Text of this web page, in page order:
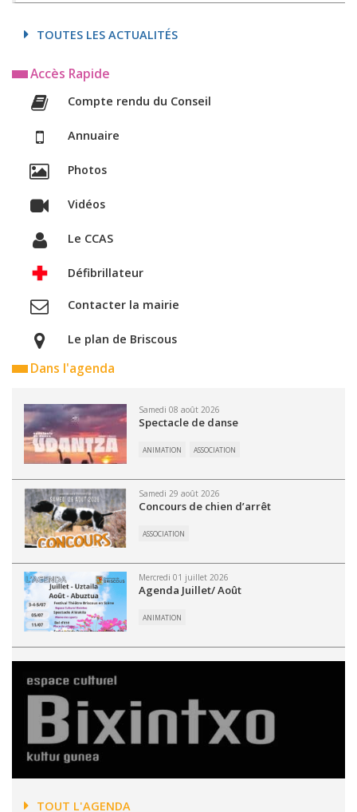
TOUTES LES ACTUALITÉS
Accès Rapide
Compte rendu du Conseil
Annuaire
Photos
Vidéos
Le CCAS
Défibrillateur
Contacter la mairie
Le plan de Briscous
Dans l'agenda
Samedi 08 août 2026
Spectacle de danse
ANIMATION ASSOCIATION
Samedi 29 août 2026
Concours de chien d’arrêt
ASSOCIATION
Mercredi 01 juillet 2026
Agenda Juillet/ Août
ANIMATION
TOUT L'AGENDA